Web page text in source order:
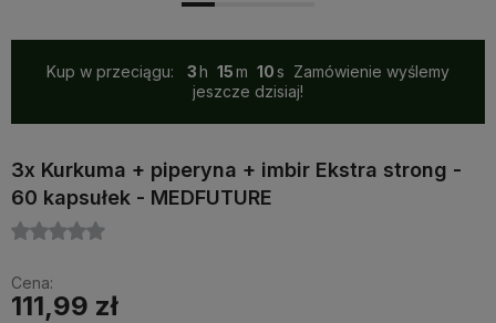
Kup w przeciągu: 3 15 10
Zamówienie wyślemy
jeszcze dzisiaj!
3x Kurkuma + piperyna + imbir Ekstra strong -
60 kapsułek - MEDFUTURE
Cena:
111,99 zł